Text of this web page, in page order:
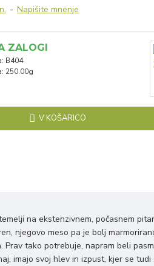
- Napišite mnenje
ZALOGI
B404
250.00g
V KOŠARICO
na ekstenzivnem, počasnem
njegovo meso pa je bolj
tako potrebuje, napram beli
imajo svoj hlev in izpust, kjer se tudi